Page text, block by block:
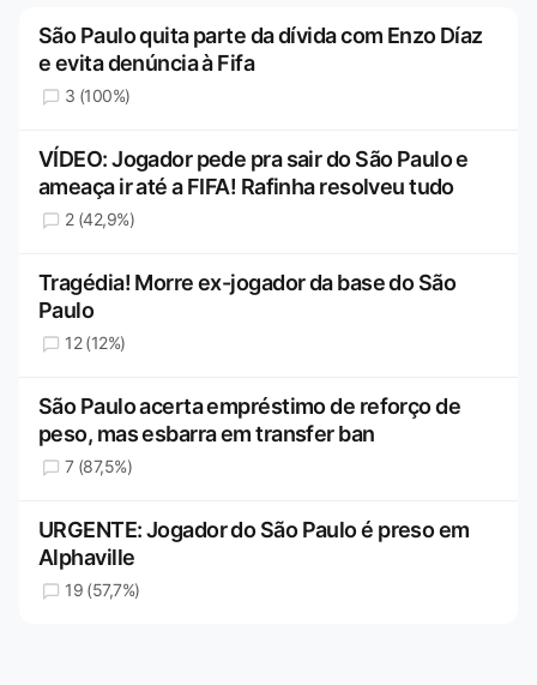
São Paulo quita parte da dívida com Enzo Díaz
e evita denúncia à Fifa
3 (100%)
VÍDEO: Jogador pede pra sair do São Paulo e
ameaça ir até a FIFA! Rafinha resolveu tudo
2 (42,9%)
Tragédia! Morre ex-jogador da base do São
Paulo
12 (12%)
São Paulo acerta empréstimo de reforço de
peso, mas esbarra em transfer ban
7 (87,5%)
URGENTE: Jogador do São Paulo é preso em
Alphaville
19 (57,7%)